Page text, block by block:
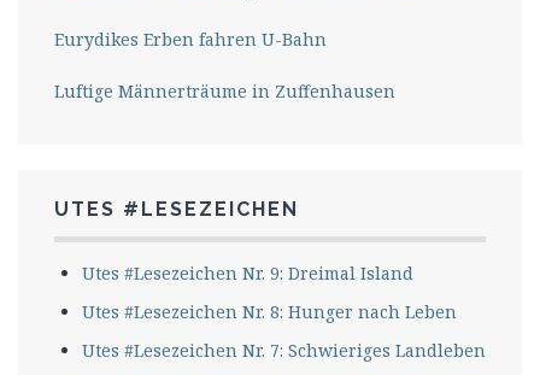
Eurydikes Erben fahren U-Bahn
Luftige Männerträume in Zuffenhausen
UTES #LESEZEICHEN
Utes #Lesezeichen Nr. 9: Dreimal Island
Utes #Lesezeichen Nr. 8: Hunger nach Leben
Utes #Lesezeichen Nr. 7: Schwieriges Landleben